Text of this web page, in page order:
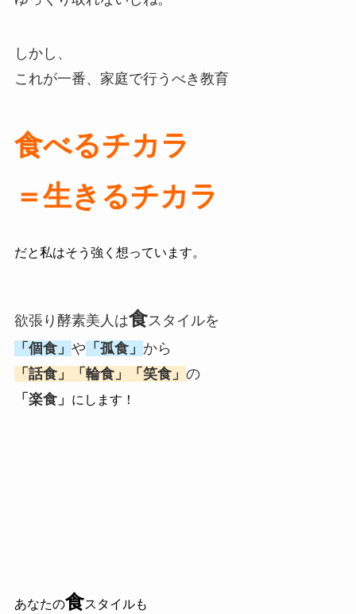
しかし、
これが一番、家庭で行うべき教育
食べるチカラ
＝生きるチカラ
だと私はそう強く想っています。
欲張り酵素美人は食スタイルを
「個食」 や 「孤食」 から
「話食」「輪食」「笑食」 の
「楽食」
にします！
あなたの食スタイルも